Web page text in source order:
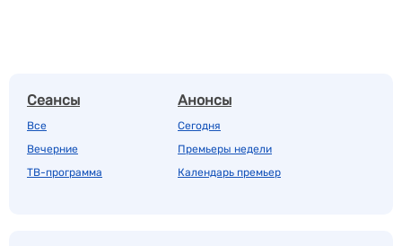
Сеансы
Все
Вечерние
ТВ-программа
Анонсы
Сегодня
Премьеры недели
Календарь премьер